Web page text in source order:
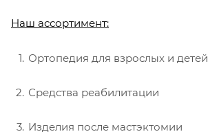
Наш ассортимент:
Ортопедия для взрослых и детей
Средства реабилитации
Изделия после мастэктомии